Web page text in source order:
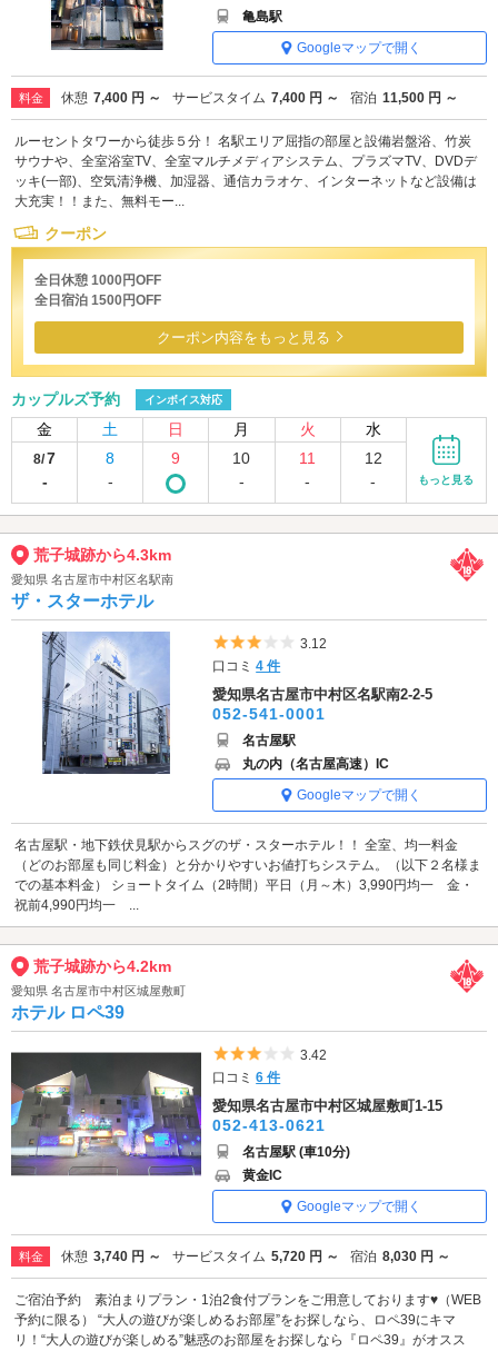
亀島駅
Googleマップで開く
料金 休憩 7,400 円 ～ サービスタイム 7,400 円 ～ 宿泊 11,500 円 ～
ルーセントタワーから徒歩５分！ 名駅エリア屈指の部屋と設備岩盤浴、竹炭
サウナや、全室浴室TV、全室マルチメディアシステム、プラズマTV、DVDデ
ッキ(一部)、空気清浄機、加湿器、通信カラオケ、インターネットなど設備は
大充実！！また、無料モー...
クーポン
全日休憩 1000円OFF
全日宿泊 1500円OFF
クーポン内容をもっと見る
カップルズ予約 インボイス対応
金 土 日 月 火 水
8/7
-
8
-
9
10
-
11
-
12
-
もっと見る
荒子城跡から4.3km
愛知県 名古屋市中村区名駅南
ザ・スターホテル
5つ星のうち3
3.12
口コミ4 件
愛知県名古屋市中村区名駅南2-2-5
052-541-0001
名古屋駅
丸の内（名古屋高速）IC
Googleマップで開く
名古屋駅・地下鉄伏見駅からスグのザ・スターホテル！！ 全室、均一料金
（どのお部屋も同じ料金）と分かりやすいお値打ちシステム。（以下２名様ま
での基本料金） ショートタイム（2時間）平日（月～木）3,990円均一 金・
祝前4,990円均一 ...
荒子城跡から4.2km
愛知県 名古屋市中村区城屋敷町
ホテル ロペ39
5つ星のうち3
3.42
口コミ6 件
愛知県名古屋市中村区城屋敷町1-15
052-413-0621
名古屋駅 (車10分)
黄金IC
Googleマップで開く
料金 休憩 3,740 円 ～ サービスタイム 5,720 円 ～ 宿泊 8,030 円 ～
ご宿泊予約 素泊まりプラン・1泊2食付プランをご用意しております♥（WEB
予約に限る） “大人の遊びが楽しめるお部屋”をお探しなら、ロペ39にキマ
リ！“大人の遊びが楽しめる”魅惑のお部屋をお探しなら『ロペ39』がオスス